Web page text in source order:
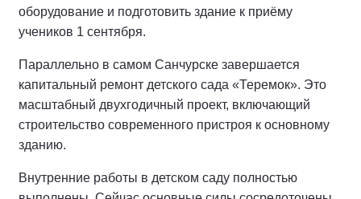
оборудование и подготовить здание к приёму
учеников 1 сентября.
Параллельно в самом Санчурске завершается
капитальный ремонт детского сада «Теремок». Это
масштабный двухгодичный проект, включающий
строительство современного пристроя к основному
зданию.
Внутренние работы в детском саду полностью